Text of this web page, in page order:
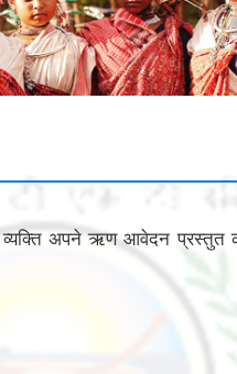
अपने ऋण आवेदन प्रस्तुत